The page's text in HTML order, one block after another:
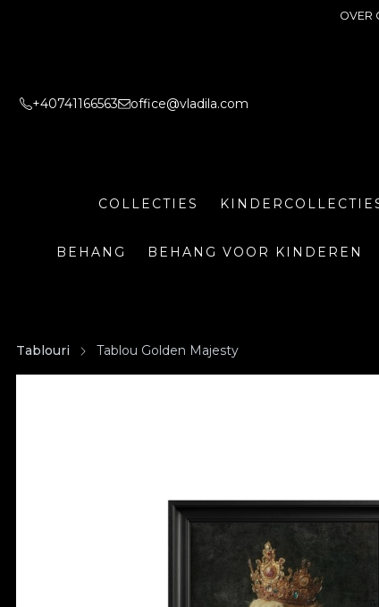
OVER
+40741166563 office@vladila.com
COLLECTIES
BEHANG BEHANG VOOR KINDEREN
Tablouri Tablou Golden Majesty